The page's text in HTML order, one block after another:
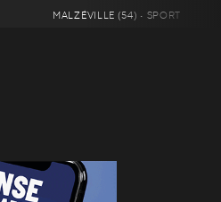
MALZÉVILLE (54) • SPORT